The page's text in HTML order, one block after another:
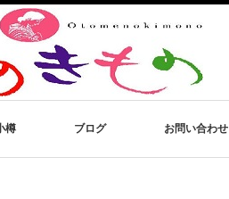
樽 ブログ お問い合わせ